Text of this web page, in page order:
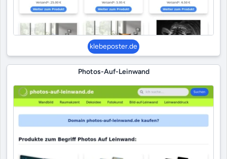
klebeposter.de
Photos-Auf-Leinwand